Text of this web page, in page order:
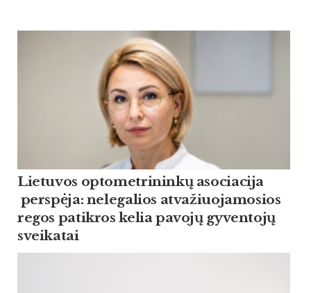
Lietuvos optometrininkų asociacija
perspėja: nelegalios atvažiuojamosios
regos patikros kelia pavojų gyventojų
sveikatai